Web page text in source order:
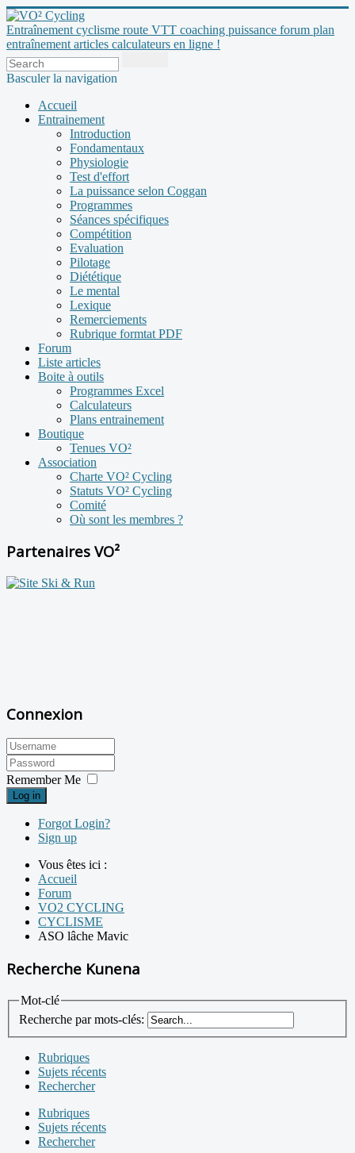
Entraînement cyclisme route VTT coaching puissance forum plan
entraînement articles calculateurs en ligne !
Basculer la navigation
Accueil
Entrainement
Introduction
Fondamentaux
Physiologie
Test d'effort
La puissance selon Coggan
Programmes
Séances spécifiques
Compétition
Evaluation
Pilotage
Diététique
Le mental
Lexique
Remerciements
Rubrique formtat PDF
Forum
Liste articles
Boite à outils
Programmes Excel
Calculateurs
Plans entrainement
Boutique
Tenues VO²
Association
Charte VO² Cycling
Statuts VO² Cycling
Comité
Où sont les membres ?
Partenaires VO²
Connexion
Remember Me
Log in
Forgot Login?
Sign up
Vous êtes ici :
Accueil
Forum
VO2 CYCLING
CYCLISME
ASO lâche Mavic
Recherche Kunena
Mot-clé
Recherche par mots-clés:
Rubriques
Sujets récents
Rechercher
Rubriques
Sujets récents
Rechercher